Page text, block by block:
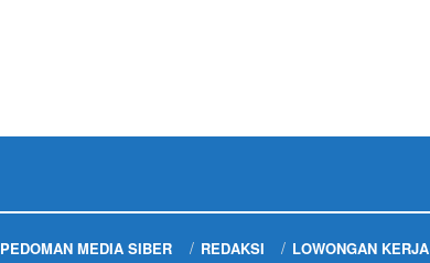
PEDOMAN MEDIA SIBER REDAKSI LOWONGAN KERJA